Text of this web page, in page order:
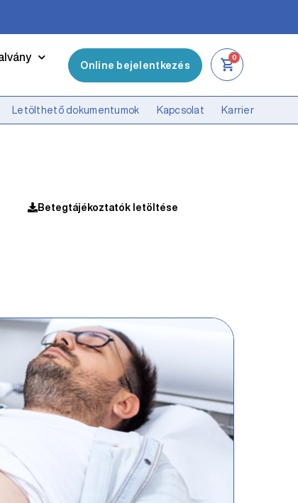
Online bejelentkezés
0
Letölthető dokumentumok Kapcsolat Karrier
Betegtájékoztatók letöltése